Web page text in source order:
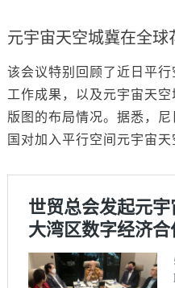
元宇宙天空城冀在全球
该会议特别回顾了近日平
工作成果，以及元宇宙天
版图的布局情况。据悉，
国对加入平行空间元宇宙天